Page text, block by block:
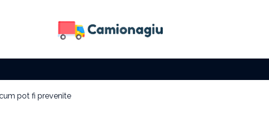
pot fi prevenite
factura la electricitate